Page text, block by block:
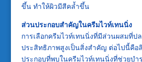
ขึ้น ทำให้ผิวมีสีคล้ำขึ้น
ส่วนประกอบสำคัญในครีมไวท์เทนนิ่ง
การเลือกครีมไวท์เทนนิ่งที่มีส่วนผสมที่ป
ประสิทธิภาพสูงเป็นสิ่งสำคัญ ต่อไปนี้คือ
ประกอบที่พบในครีมไวท์เทนนิ่งที่ช่วยบำ